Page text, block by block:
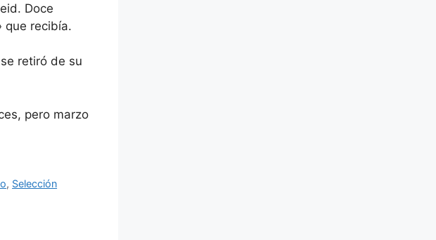
Doce
que recibía.
retiró de su
pero marzo
, Selección